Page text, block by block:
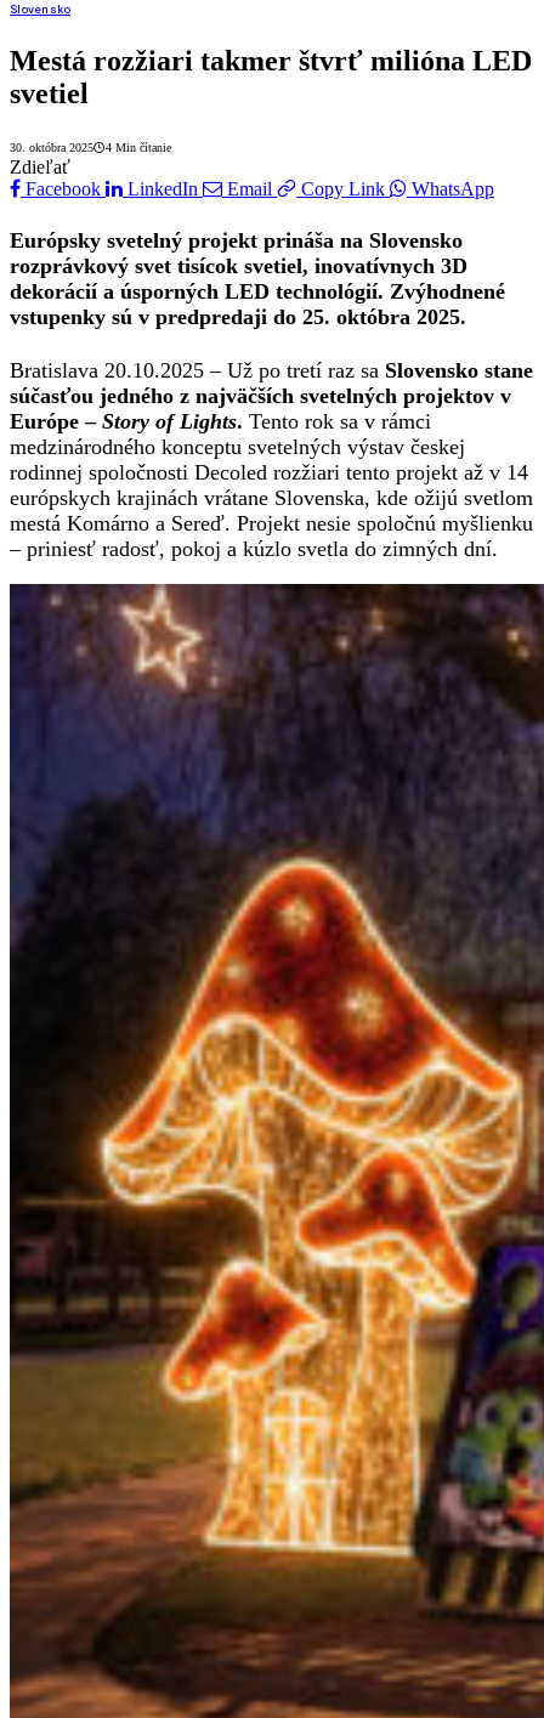
Slovensko
Mestá rozžiari takmer štvrť milióna LED
svetiel
30. októbra 2025 4 Min čítanie
Zdieľať
Facebook
LinkedIn Email Copy Link WhatsApp
Európsky svetelný projekt prináša na Slovensko
rozprávkový svet tisícok svetiel, inovatívnych 3D
dekorácií a úsporných LED technológií. Zvýhodnené
vstupenky sú v predpredaji do 25. októbra 2025.
Bratislava 20.10.2025 – Už po tretí raz sa Slovensko stane
súčasťou jedného z najväčších svetelných projektov v
Európe – Story of Lights. Tento rok sa v rámci
medzinárodného konceptu svetelných výstav českej
rodinnej spoločnosti Decoled rozžiari tento projekt až v 14
európskych krajinách vrátane Slovenska, kde ožijú svetlom
mestá Komárno a Sereď. Projekt nesie spoločnú myšlienku
– priniesť radosť, pokoj a kúzlo svetla do zimných dní.